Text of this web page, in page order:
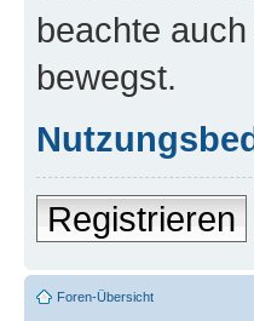
beachte
bewegst.
Registrieren
Foren-Übersicht